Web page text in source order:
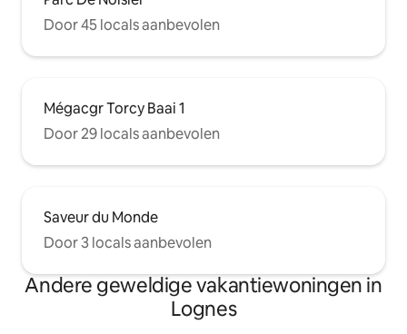
Door 45 locals aanbevolen
Mégacgr Torcy Baai 1
Door 29 locals aanbevolen
Saveur du Monde
Door 3 locals aanbevolen
Andere geweldige vakantiewoningen in
Lognes